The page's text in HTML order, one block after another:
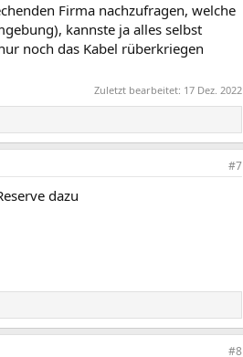
Firma nachzufragen, welche
kannste ja alles selbst
noch das Kabel rüberkriegen
Zuletzt bearbeitet: 17 Dez. 2022
#7
dazu
#8